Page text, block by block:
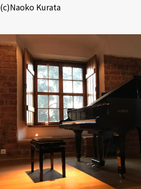
(c)Naoko Kurata